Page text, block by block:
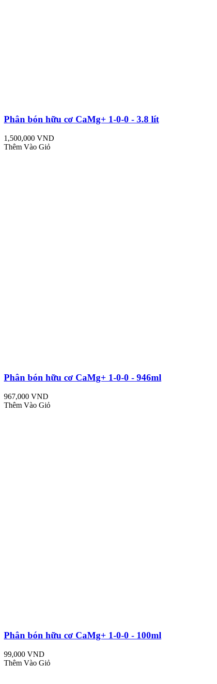
Phân bón hữu cơ CaMg+ 1-0-0 - 3.8 lít
1,500,000 VND
Thêm Vào Giỏ
Phân bón hữu cơ CaMg+ 1-0-0 - 946ml
967,000 VND
Thêm Vào Giỏ
Phân bón hữu cơ CaMg+ 1-0-0 - 100ml
99,000 VND
Thêm Vào Giỏ